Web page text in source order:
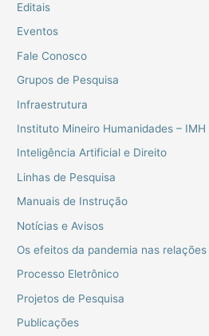
Editais
Eventos
Fale Conosco
Grupos de Pesquisa
Infraestrutura
Instituto Mineiro Humanidades – IMH
Inteligência Artificial e Direito
Linhas de Pesquisa
Manuais de Instrução
Notícias e Avisos
Os efeitos da pandemia nas
Processo Eletrônico
Projetos de Pesquisa
Publicações